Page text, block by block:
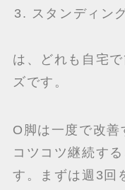
スタンディン
は、どれも自宅
ズです。
O脚は一度で改善
コツコツ継続す
す。まずは週3回